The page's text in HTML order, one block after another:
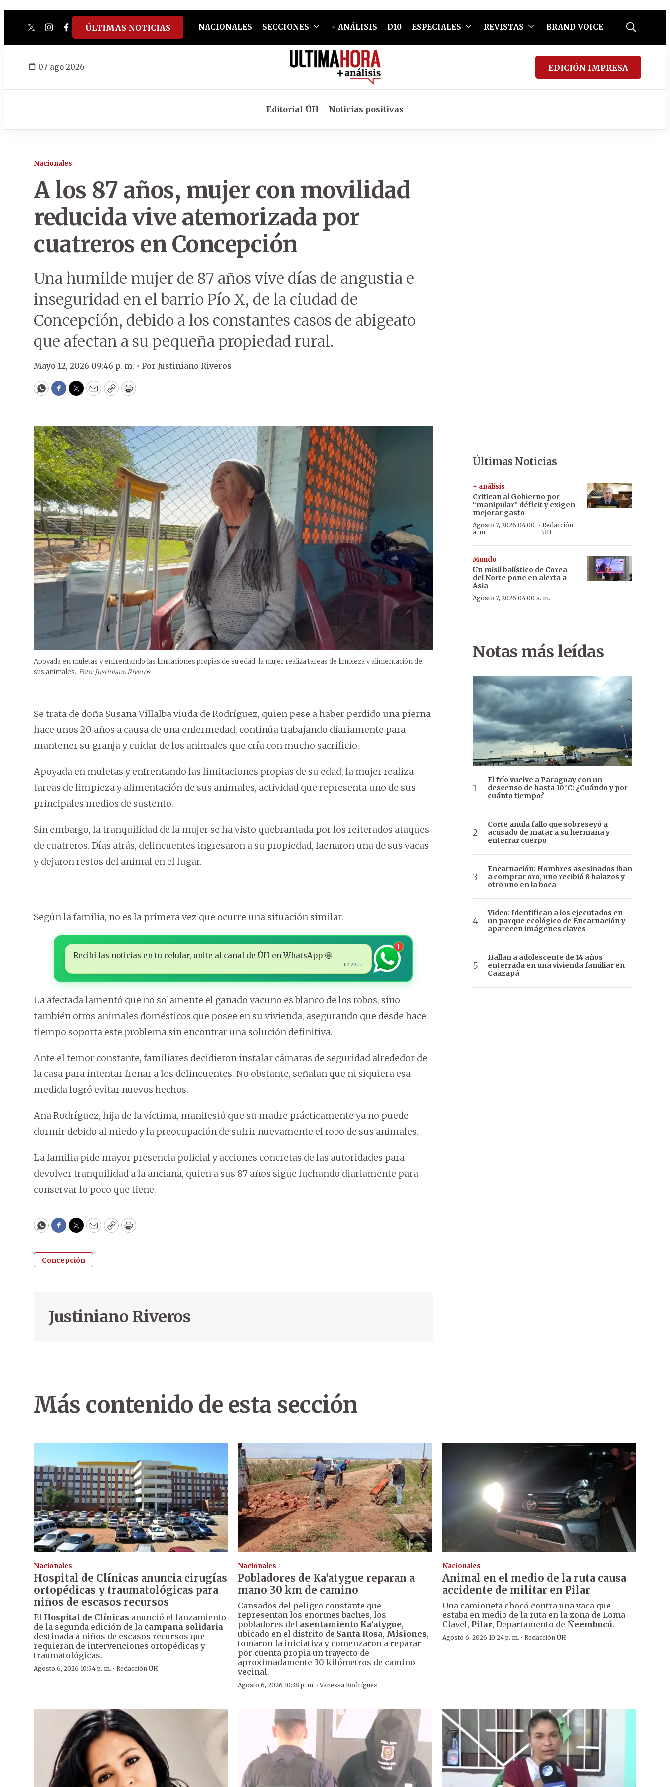
twitterinstagram
facebook
tiktokyoutube
spotify
ÚLTIMAS NOTICIAS NACIONALES SECCIONES + ANÁLISIS D10 ESPECIALES REVISTAS BRAND VOICE
Mostrar
07 ago 2026 EDICIÓN IMPRESA
Editorial ÚH Noticias positivas
Nacionales
A los 87 años, mujer con movilidad
reducida vive atemorizada por
cuatreros en Concepción
Una humilde mujer de 87 años vive días de angustia e
inseguridad en el barrio Pío X, de la ciudad de
Concepción, debido a los constantes casos de abigeato
que afectan a su pequeña propiedad rural.
Mayo 12, 2026 09:46 p. m. • Por Justiniano Riveros
WhatsApp
Facebook
Twitter
EmailCopyPrint
Apoyada en muletas y enfrentando las limitaciones propias de su edad, la mujer realiza tareas de limpieza y alimentación de
sus animales. Foto: Justiniano Riveros.
Se trata de doña Susana Villalba viuda de Rodríguez, quien pese a haber perdido una pierna
hace unos 20 años a causa de una enfermedad, continúa trabajando diariamente para
mantener su granja y cuidar de los animales que cría con mucho sacrificio.
Apoyada en muletas y enfrentando las limitaciones propias de su edad, la mujer realiza
tareas de limpieza y alimentación de sus animales, actividad que representa uno de sus
principales medios de sustento.
Sin embargo, la tranquilidad de la mujer se ha visto quebrantada por los reiterados ataques
de cuatreros. Días atrás, delincuentes ingresaron a su propiedad, faenaron una de sus vacas
y dejaron restos del animal en el lugar.
Según la familia, no es la primera vez que ocurre una situación similar.
Recibí las noticias en tu celular, unite al canal de ÚH en WhatsApp 🤩
07:29 ✓✓
1
La afectada lamentó que no solamente el ganado vacuno es blanco de los robos, sino
también otros animales domésticos que posee en su vivienda, asegurando que desde hace
tiempo soporta este problema sin encontrar una solución definitiva.
Ante el temor constante, familiares decidieron instalar cámaras de seguridad alrededor de
la casa para intentar frenar a los delincuentes. No obstante, señalan que ni siquiera esa
medida logró evitar nuevos hechos.
Ana Rodríguez, hija de la víctima, manifestó que su madre prácticamente ya no puede
dormir debido al miedo y la preocupación de sufrir nuevamente el robo de sus animales.
La familia pide mayor presencia policial y acciones concretas de las autoridades para
devolver tranquilidad a la anciana, quien a sus 87 años sigue luchando diariamente para
conservar lo poco que tiene.
WhatsApp
Facebook
Twitter
EmailCopyPrint
Concepción
Justiniano Riveros
Últimas Noticias
+ análisis
Critican al Gobierno por
“manipular” déficit y exigen
mejorar gasto
Agosto 7, 2026 04:00
a. m.
· Redacción
ÚH
Mundo
Un misil balístico de Corea
del Norte pone en alerta a
Asia
Agosto 7, 2026 04:00 a. m.
Notas más leídas
El frío vuelve a Paraguay con un
descenso de hasta 10°C: ¿Cuándo y por
cuánto tiempo?
Corte anula fallo que sobreseyó a
acusado de matar a su hermana y
enterrar cuerpo
Encarnación: Hombres asesinados iban
a comprar oro, uno recibió 8 balazos y
otro uno en la boca
Video: Identifican a los ejecutados en
un parque ecológico de Encarnación y
aparecen imágenes claves
Hallan a adolescente de 14 años
enterrada en una vivienda familiar en
Caazapá
Más contenido de esta sección
Nacionales
Hospital de Clínicas anuncia cirugías
ortopédicas y traumatológicas para
niños de escasos recursos
El Hospital de Clínicas anunció el lanzamiento
de la segunda edición de la campaña solidaria
destinada a niños de escasos recursos que
requieran de intervenciones ortopédicas y
traumatológicas.
Agosto 6, 2026 10:54 p. m. · Redacción ÚH
Nacionales
Pobladores de Ka’atygue reparan a
mano 30 km de camino
Cansados del peligro constante que
representan los enormes baches, los
pobladores del asentamiento Ka’atygue,
ubicado en el distrito de Santa Rosa, Misiones,
tomaron la iniciativa y comenzaron a reparar
por cuenta propia un trayecto de
aproximadamente 30 kilómetros de camino
vecinal.
Agosto 6, 2026 10:38 p. m. ·Vanessa Rodríguez
Nacionales
Animal en el medio de la ruta causa
accidente de militar en Pilar
Una camioneta chocó contra una vaca que
estaba en medio de la ruta en la zona de Loma
Clavel, Pilar, Departamento de Ñeembucú.
Agosto 6, 2026 10:24 p. m. · Redacción ÚH